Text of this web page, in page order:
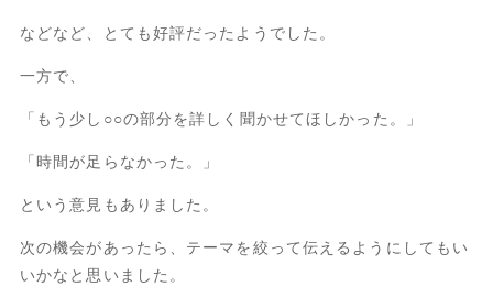
などなど、とても好評だったようでした。
一方で、
「もう少し○○の部分を詳しく聞かせてほしかった。」
「時間が足らなかった。」
という意見もありました。
次の機会があったら、テーマを絞って伝えるようにしてもい
いかなと思いました。